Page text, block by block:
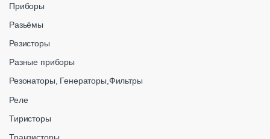
Приборы
Разьёмы
Резисторы
Разные приборы
Резонаторы, Генераторы,Фильтры
Реле
Тиристоры